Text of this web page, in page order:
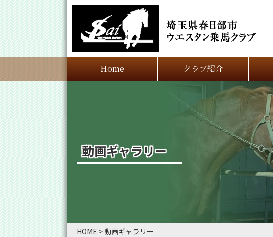
Home クラブ紹介
動画ギャラリー
HOME > 動画ギャラリー